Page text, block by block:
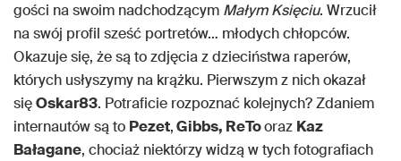
gości na swoim nadchodzącym Małym Księciu. Wrzucił
na swój profil sześć portretów… młodych chłopców.
Okazuje się, że są to zdjęcia z dzieciństwa raperów,
których usłyszymy na krążku. Pierwszym z nich okazał
sięOskar83. Potraficie rozpoznać kolejnych? Zdaniem
internautów są to Pezet,Gibbs, ReTooraz Kaz
Bałagane, chociaż niektórzy widzą w tych fotografiach